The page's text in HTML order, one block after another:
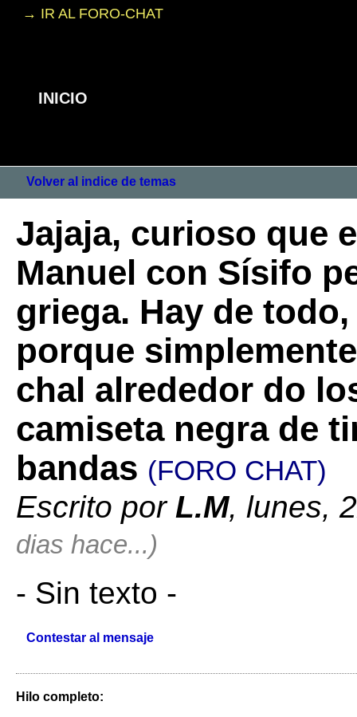
→ IR AL FORO-CHAT
INICIO
Volver al indice de temas
Jajaja, curioso que
Manuel con Sísifo
griega. Hay de
porque
chal alrededor do
camiseta negra de
bandas (FORO CHAT)
Escrito por L.M, lunes,
dias hace...)
- Sin texto -
Contestar al mensaje
Hilo completo: